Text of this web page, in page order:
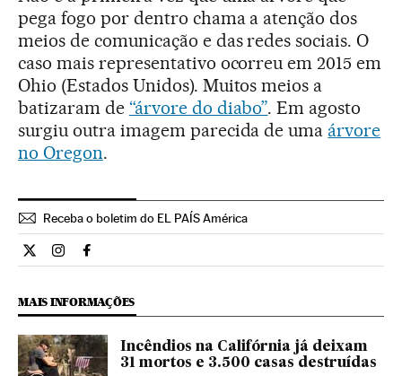
pega fogo por dentro chama a atenção dos
meios de comunicação e das redes sociais. O
caso mais representativo ocorreu em 2015 em
Ohio (Estados Unidos). Muitos meios a
batizaram de “árvore do diabo”. Em agosto
surgiu outra imagem parecida de uma árvore
no Oregon.
Receba o boletim do EL PAÍS América
Internacional El País Brasil en Twitter
Internacional El País Brasil en Instagram
Internacional El País Brasil en Facebook
MAIS INFORMAÇÕES
Incêndios na Califórnia já deixam
31 mortos e 3.500 casas destruídas